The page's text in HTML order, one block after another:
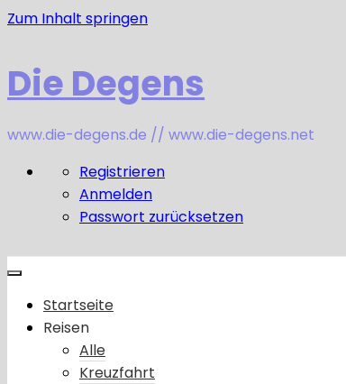
Zum Inhalt springen
Die Degens
www.die-degens.de // www.die-degens.net
Registrieren
Anmelden
Passwort zurücksetzen
Startseite
Reisen
Alle
Kreuzfahrt